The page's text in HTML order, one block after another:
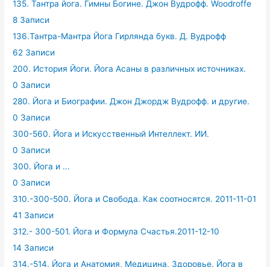
135. Тантра йога. Гимны Богине. Джон Вудрофф. Woodroffe
8 Записи
136.Тантра-Мантра Йога Гирлянда букв. Д. Вудрофф
62 Записи
200. История Йоги. Йога Асаны в различных источниках.
0 Записи
280. Йога и Биографии. Джон Джордж Вудрофф. и другие.
0 Записи
300-560. Йога и Искусственный Интеллект. ИИ.
0 Записи
300. Йога и ...
0 Записи
310.-300-500. Йога и Свобода. Как соотносятся. 2011-11-01
41 Записи
312.- 300-501. Йога и Формула Счастья.2011-12-10
14 Записи
314.-514. Йога и Анатомия, Медицина, Здоровье. Йога в